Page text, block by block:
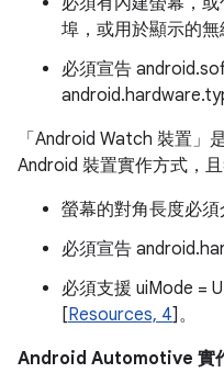
埠，或用於顯示的無
必須宣告
「Android Watch 裝置」
Android 裝置實作方式，
螢幕的對角長度必須
必須宣告
必須支援 uiMode =
[Resources, 4]。
Android Automotive 實